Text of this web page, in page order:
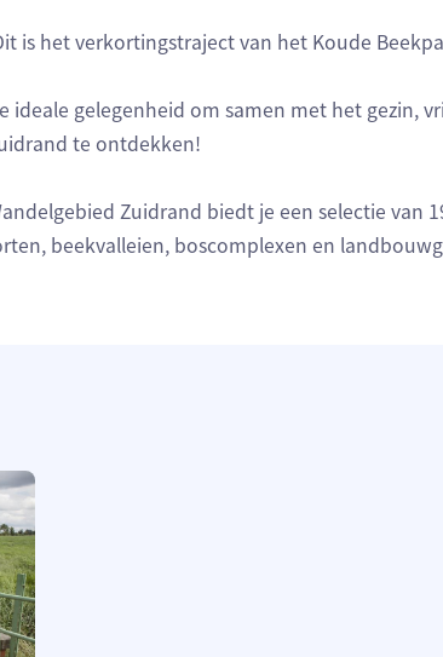
is het verkortingstraject van het Koude
ideale gelegenheid om samen met het gezin,
te ontdekken!
Zuidrand biedt je een selectie van
beekvalleien, boscomplexen en